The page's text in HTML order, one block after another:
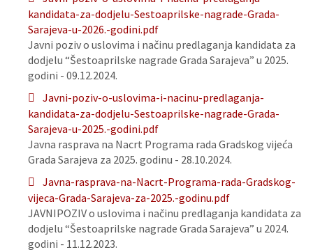
kandidata-za-dodjelu-Sestoaprilske-nagrade-Grada-
Sarajeva-u-2026.-godini.pdf
Javni poziv o uslovima i načinu predlaganja kandidata za
dodjelu “Šestoaprilske nagrade Grada Sarajeva” u 2025.
godini - 09.12.2024.
Javni-poziv-o-uslovima-i-nacinu-predlaganja-
kandidata-za-dodjelu-Sestoaprilske-nagrade-Grada-
Sarajeva-u-2025.-godini.pdf
Javna rasprava na Nacrt Programa rada Gradskog vijeća
Grada Sarajeva za 2025. godinu - 28.10.2024.
Javna-rasprava-na-Nacrt-Programa-rada-Gradskog-
vijeca-Grada-Sarajeva-za-2025.-godinu.pdf
JAVNIPOZIV o uslovima i načinu predlaganja kandidata za
dodjelu “Šestoaprilske nagrade Grada Sarajeva” u 2024.
godini - 11.12.2023.